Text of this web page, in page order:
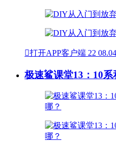
打开APP客户端 22 08.04
极速鲨课堂13：10